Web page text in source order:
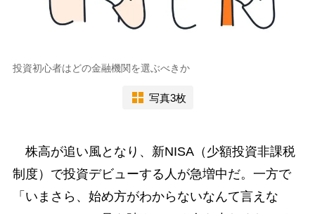
投資初心者はどの金融機関を選ぶべきか
写真3枚
株高が追い風となり、新NISA（少額投資非課税
制度）で投資デビューする人が急増中だ。一方で
「いまさら、始め方がわからないなんて言えな